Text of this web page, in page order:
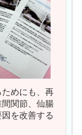
めにも、再
関節、仙腸
を改善する